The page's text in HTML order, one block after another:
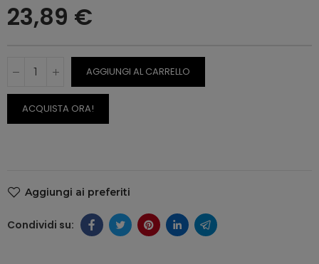
23,89 €
AGGIUNGI AL CARRELLO
ACQUISTA ORA!
Aggiungi ai preferiti